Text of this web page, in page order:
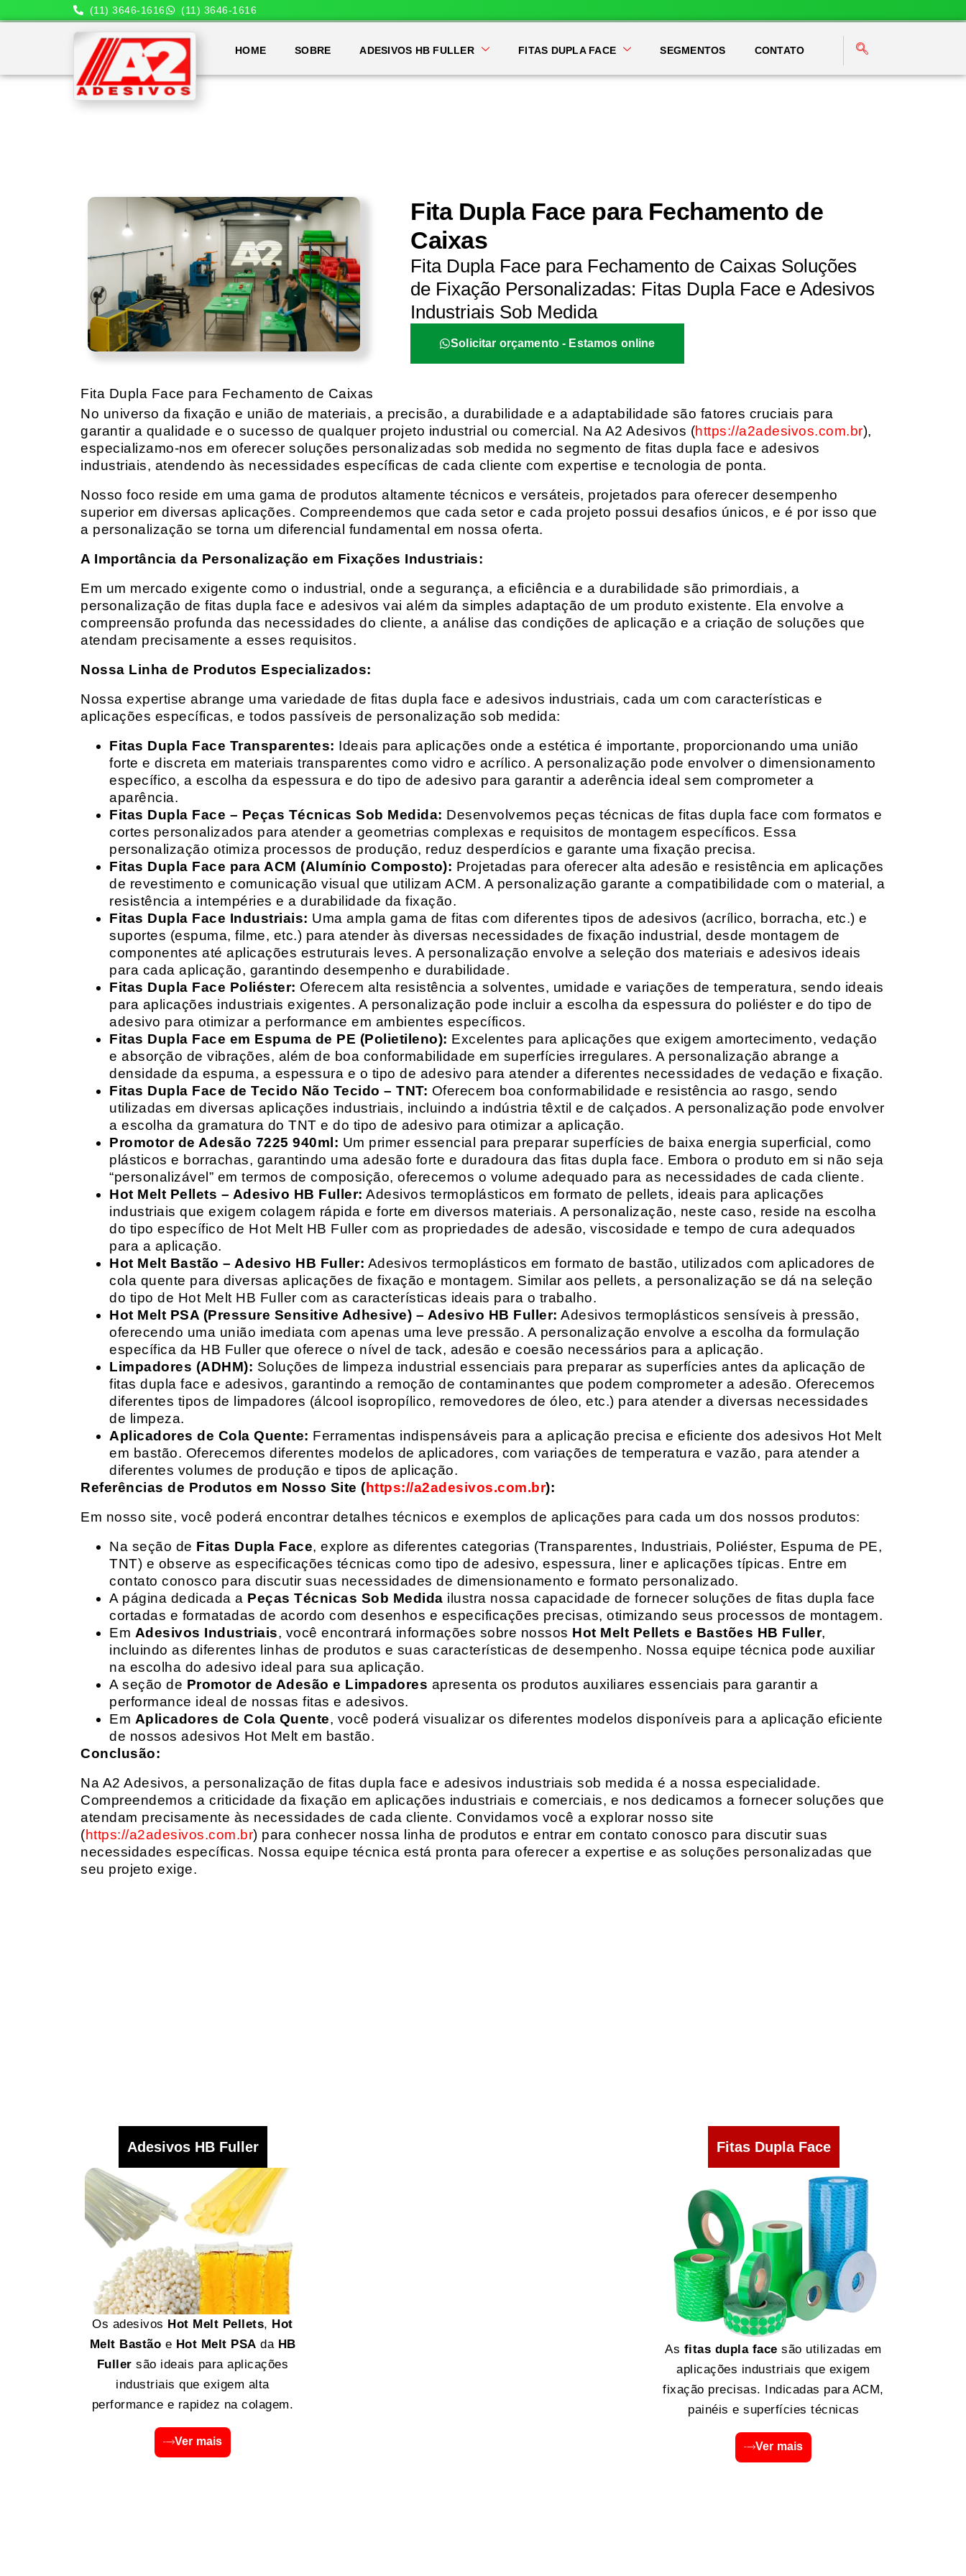
(11) 3646-1616 (11) 3646-1616
HOME SOBRE ADESIVOS HB FULLER FITAS DUPLA FACE SEGMENTOS CONTATO
Fita Dupla Face para Fechamento de
Caixas
Fita Dupla Face para Fechamento de Caixas Soluções
de Fixação Personalizadas: Fitas Dupla Face e Adesivos
Industriais Sob Medida
Solicitar orçamento - Estamos online
Fita Dupla Face para Fechamento de Caixas
No universo da fixação e união de materiais, a precisão, a durabilidade e a adaptabilidade são fatores cruciais para
garantir a qualidade e o sucesso de qualquer projeto industrial ou comercial. Na A2 Adesivos (https://a2adesivos.com.br),
especializamo-nos em oferecer soluções personalizadas sob medida no segmento de fitas dupla face e adesivos
industriais, atendendo às necessidades específicas de cada cliente com expertise e tecnologia de ponta.
Nosso foco reside em uma gama de produtos altamente técnicos e versáteis, projetados para oferecer desempenho
superior em diversas aplicações. Compreendemos que cada setor e cada projeto possui desafios únicos, e é por isso que
a personalização se torna um diferencial fundamental em nossa oferta.
A Importância da Personalização em Fixações Industriais:
Em um mercado exigente como o industrial, onde a segurança, a eficiência e a durabilidade são primordiais, a
personalização de fitas dupla face e adesivos vai além da simples adaptação de um produto existente. Ela envolve a
compreensão profunda das necessidades do cliente, a análise das condições de aplicação e a criação de soluções que
atendam precisamente a esses requisitos.
Nossa Linha de Produtos Especializados:
Nossa expertise abrange uma variedade de fitas dupla face e adesivos industriais, cada um com características e
aplicações específicas, e todos passíveis de personalização sob medida:
Fitas Dupla Face Transparentes: Ideais para aplicações onde a estética é importante, proporcionando uma união
forte e discreta em materiais transparentes como vidro e acrílico. A personalização pode envolver o dimensionamento
específico, a escolha da espessura e do tipo de adesivo para garantir a aderência ideal sem comprometer a
aparência.
Fitas Dupla Face – Peças Técnicas Sob Medida: Desenvolvemos peças técnicas de fitas dupla face com formatos e
cortes personalizados para atender a geometrias complexas e requisitos de montagem específicos. Essa
personalização otimiza processos de produção, reduz desperdícios e garante uma fixação precisa.
Fitas Dupla Face para ACM (Alumínio Composto): Projetadas para oferecer alta adesão e resistência em aplicações
de revestimento e comunicação visual que utilizam ACM. A personalização garante a compatibilidade com o material, a
resistência a intempéries e a durabilidade da fixação.
Fitas Dupla Face Industriais: Uma ampla gama de fitas com diferentes tipos de adesivos (acrílico, borracha, etc.) e
suportes (espuma, filme, etc.) para atender às diversas necessidades de fixação industrial, desde montagem de
componentes até aplicações estruturais leves. A personalização envolve a seleção dos materiais e adesivos ideais
para cada aplicação, garantindo desempenho e durabilidade.
Fitas Dupla Face Poliéster: Oferecem alta resistência a solventes, umidade e variações de temperatura, sendo ideais
para aplicações industriais exigentes. A personalização pode incluir a escolha da espessura do poliéster e do tipo de
adesivo para otimizar a performance em ambientes específicos.
Fitas Dupla Face em Espuma de PE (Polietileno): Excelentes para aplicações que exigem amortecimento, vedação
e absorção de vibrações, além de boa conformabilidade em superfícies irregulares. A personalização abrange a
densidade da espuma, a espessura e o tipo de adesivo para atender a diferentes necessidades de vedação e fixação.
Fitas Dupla Face de Tecido Não Tecido – TNT: Oferecem boa conformabilidade e resistência ao rasgo, sendo
utilizadas em diversas aplicações industriais, incluindo a indústria têxtil e de calçados. A personalização pode envolver
a escolha da gramatura do TNT e do tipo de adesivo para otimizar a aplicação.
Promotor de Adesão 7225 940ml: Um primer essencial para preparar superfícies de baixa energia superficial, como
plásticos e borrachas, garantindo uma adesão forte e duradoura das fitas dupla face. Embora o produto em si não seja
“personalizável” em termos de composição, oferecemos o volume adequado para as necessidades de cada cliente.
Hot Melt Pellets – Adesivo HB Fuller: Adesivos termoplásticos em formato de pellets, ideais para aplicações
industriais que exigem colagem rápida e forte em diversos materiais. A personalização, neste caso, reside na escolha
do tipo específico de Hot Melt HB Fuller com as propriedades de adesão, viscosidade e tempo de cura adequados
para a aplicação.
Hot Melt Bastão – Adesivo HB Fuller: Adesivos termoplásticos em formato de bastão, utilizados com aplicadores de
cola quente para diversas aplicações de fixação e montagem. Similar aos pellets, a personalização se dá na seleção
do tipo de Hot Melt HB Fuller com as características ideais para o trabalho.
Hot Melt PSA (Pressure Sensitive Adhesive) – Adesivo HB Fuller: Adesivos termoplásticos sensíveis à pressão,
oferecendo uma união imediata com apenas uma leve pressão. A personalização envolve a escolha da formulação
específica da HB Fuller que oferece o nível de tack, adesão e coesão necessários para a aplicação.
Limpadores (ADHM): Soluções de limpeza industrial essenciais para preparar as superfícies antes da aplicação de
fitas dupla face e adesivos, garantindo a remoção de contaminantes que podem comprometer a adesão. Oferecemos
diferentes tipos de limpadores (álcool isopropílico, removedores de óleo, etc.) para atender a diversas necessidades
de limpeza.
Aplicadores de Cola Quente: Ferramentas indispensáveis para a aplicação precisa e eficiente dos adesivos Hot Melt
em bastão. Oferecemos diferentes modelos de aplicadores, com variações de temperatura e vazão, para atender a
diferentes volumes de produção e tipos de aplicação.
Referências de Produtos em Nosso Site (https://a2adesivos.com.br):
Em nosso site, você poderá encontrar detalhes técnicos e exemplos de aplicações para cada um dos nossos produtos:
Na seção de Fitas Dupla Face, explore as diferentes categorias (Transparentes, Industriais, Poliéster, Espuma de PE,
TNT) e observe as especificações técnicas como tipo de adesivo, espessura, liner e aplicações típicas. Entre em
contato conosco para discutir suas necessidades de dimensionamento e formato personalizado.
A página dedicada a Peças Técnicas Sob Medida ilustra nossa capacidade de fornecer soluções de fitas dupla face
cortadas e formatadas de acordo com desenhos e especificações precisas, otimizando seus processos de montagem.
Em Adesivos Industriais, você encontrará informações sobre nossos Hot Melt Pellets e Bastões HB Fuller,
incluindo as diferentes linhas de produtos e suas características de desempenho. Nossa equipe técnica pode auxiliar
na escolha do adesivo ideal para sua aplicação.
A seção de Promotor de Adesão e Limpadores apresenta os produtos auxiliares essenciais para garantir a
performance ideal de nossas fitas e adesivos.
Em Aplicadores de Cola Quente, você poderá visualizar os diferentes modelos disponíveis para a aplicação eficiente
de nossos adesivos Hot Melt em bastão.
Conclusão:
Na A2 Adesivos, a personalização de fitas dupla face e adesivos industriais sob medida é a nossa especialidade.
Compreendemos a criticidade da fixação em aplicações industriais e comerciais, e nos dedicamos a fornecer soluções que
atendam precisamente às necessidades de cada cliente. Convidamos você a explorar nosso site
(https://a2adesivos.com.br) para conhecer nossa linha de produtos e entrar em contato conosco para discutir suas
necessidades específicas. Nossa equipe técnica está pronta para oferecer a expertise e as soluções personalizadas que
seu projeto exige.
Adesivos HB Fuller
Os adesivos Hot Melt Pellets, Hot
Melt Bastão e Hot Melt PSA da HB
Fuller são ideais para aplicações
industriais que exigem alta
performance e rapidez na colagem.
Ver mais
Fitas Dupla Face
As fitas dupla face são utilizadas em
aplicações industriais que exigem
fixação precisas. Indicadas para ACM,
painéis e superfícies técnicas
Ver mais